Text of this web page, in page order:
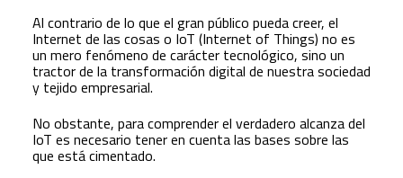
Al contrario de lo que el gran público pueda creer, el
Internet de las cosas o IoT (Internet of Things) no es
un mero fenómeno de carácter tecnológico, sino un
tractor de la transformación digital de nuestra sociedad
y tejido empresarial.
No obstante, para comprender el verdadero alcanza del
IoT es necesario tener en cuenta las bases sobre las
que está cimentado.